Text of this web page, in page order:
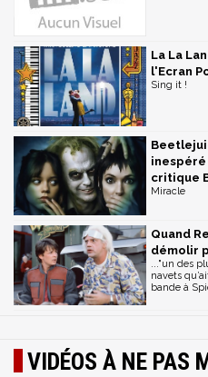
La La
l'Ecran
Sing it !
inespéré
critique
Miracle
Quand
démolir
..."un des
navets
bande à
VIDÉOS À NE PAS